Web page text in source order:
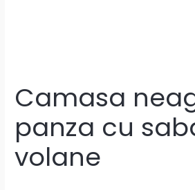
Camasa
panza cu
volane